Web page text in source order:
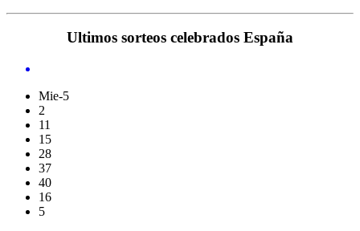
Ultimos sorteos celebrados España
Mie-5
2
11
15
28
37
40
16
5